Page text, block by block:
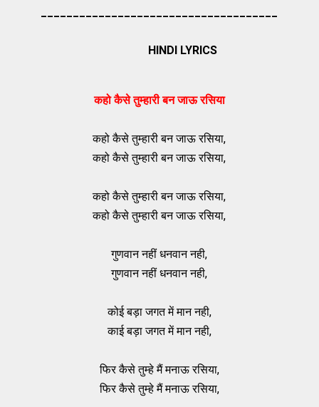
HINDI LYRICS
कहो कैसे तुम्हारी बन जाऊ रसिया
कहो कैसे तुम्हारी बन जाऊ रसिया,
कहो कैसे तुम्हारी बन जाऊ रसिया,
कहो कैसे तुम्हारी बन जाऊ रसिया,
कहो कैसे तुम्हारी बन जाऊ रसिया,
गुणवान नहीं धनवान नही,
गुणवान नहीं धनवान नही,
कोई बड़ा जगत में मान नही,
काई बड़ा जगत में मान नही,
फिर कैसे तुम्हे मैं मनाऊ रसिया,
फिर कैसे तुम्हे मैं मनाऊ रसिया,